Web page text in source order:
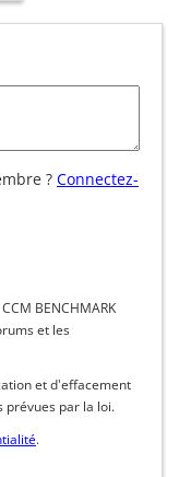
? Connectez-
BENCHMARK
et les
et d'effacement
prévues par la loi.
.